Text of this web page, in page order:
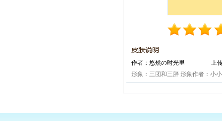
作者：悠然の时光里
上
形象：三团和三胖 形象作者：小